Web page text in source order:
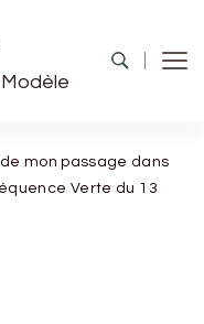
mon passage dans
Verte du 13